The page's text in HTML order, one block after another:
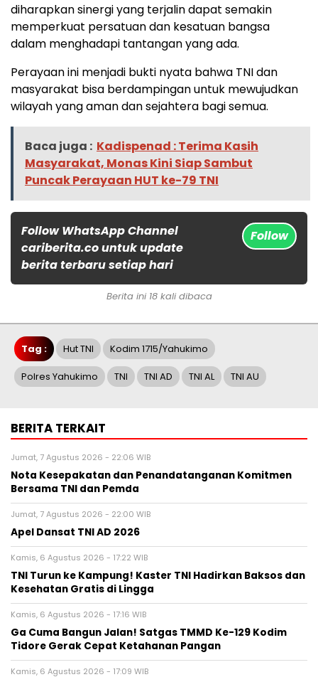
diharapkan sinergi yang terjalin dapat semakin
memperkuat persatuan dan kesatuan bangsa
dalam menghadapi tantangan yang ada.
Perayaan ini menjadi bukti nyata bahwa TNI dan
masyarakat bisa berdampingan untuk mewujudkan
wilayah yang aman dan sejahtera bagi semua.
Baca juga : Kadispenad : Terima Kasih
Masyarakat, Monas Kini Siap Sambut
Puncak Perayaan HUT ke-79 TNI
Follow WhatsApp Channel
cariberita.co untuk update
berita terbaru setiap hari
Follow
Berita ini 18 kali dibaca
Tag : Hut TNI Kodim 1715/Yahukimo
Polres Yahukimo TNI TNI AD TNI AL TNI AU
BERITA TERKAIT
Jumat, 7 Agustus 2026 - 22:06 WIB
Nota Kesepakatan dan Penandatanganan Komitmen
Bersama TNI dan Pemda
Jumat, 7 Agustus 2026 - 22:00 WIB
Apel Dansat TNI AD 2026
Kamis, 6 Agustus 2026 - 17:22 WIB
TNI Turun ke Kampung! Kaster TNI Hadirkan Baksos dan
Kesehatan Gratis di Lingga
Kamis, 6 Agustus 2026 - 17:16 WIB
Ga Cuma Bangun Jalan! Satgas TMMD Ke-129 Kodim
Tidore Gerak Cepat Ketahanan Pangan
Kamis, 6 Agustus 2026 - 17:09 WIB